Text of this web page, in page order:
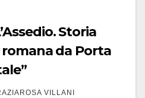
Storia
da Porta
VILLANI